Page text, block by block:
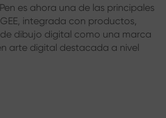
es ahora una de las principales
integrada con productos,
dibujo digital como una marca
arte digital destacada a nivel